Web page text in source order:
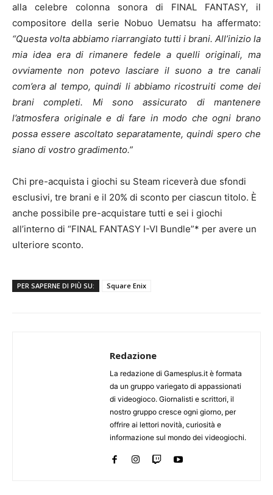
alla celebre colonna sonora di FINAL FANTASY, il
compositore della serie Nobuo Uematsu ha affermato:
“Questa volta abbiamo riarrangiato tutti i brani. All’inizio la
mia idea era di rimanere fedele a quelli originali, ma
ovviamente non potevo lasciare il suono a tre canali
com’era al tempo, quindi li abbiamo ricostruiti come dei
brani completi.
Mi sono assicurato di mantenere
l’atmosfera originale e di fare in modo che ogni brano
possa essere ascoltato separatamente, quindi spero che
siano di vostro gradimento.”
Chi pre-acquista i giochi su Steam riceverà due sfondi
esclusivi, tre brani e il 20% di sconto per ciascun titolo. È
anche possibile pre-acquistare tutti e sei i giochi
all’interno di “FINAL FANTASY I-VI Bundle”* per avere un
ulteriore sconto.
PER SAPERNE DI PIÙ SU: Square Enix
Redazione
La redazione di Gamesplus.it è formata
da un gruppo variegato di appassionati
di videogioco. Giornalisti e scrittori, il
nostro gruppo cresce ogni giorno, per
offrire ai lettori novità, curiosità e
informazione sul mondo dei videogiochi.